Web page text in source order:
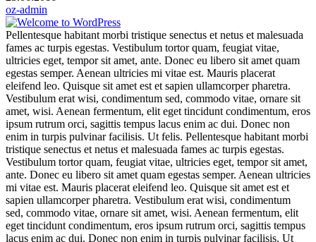
oz-admin
Pellentesque habitant morbi tristique senectus et netus et malesuada
fames ac turpis egestas. Vestibulum tortor quam, feugiat vitae,
ultricies eget, tempor sit amet, ante. Donec eu libero sit amet quam
egestas semper. Aenean ultricies mi vitae est. Mauris placerat
eleifend leo. Quisque sit amet est et sapien ullamcorper pharetra.
Vestibulum erat wisi, condimentum sed, commodo vitae, ornare sit
amet, wisi. Aenean fermentum, elit eget tincidunt condimentum, eros
ipsum rutrum orci, sagittis tempus lacus enim ac dui. Donec non
enim in turpis pulvinar facilisis. Ut felis. Pellentesque habitant morbi
tristique senectus et netus et malesuada fames ac turpis egestas.
Vestibulum tortor quam, feugiat vitae, ultricies eget, tempor sit amet,
ante. Donec eu libero sit amet quam egestas semper. Aenean ultricies
mi vitae est. Mauris placerat eleifend leo. Quisque sit amet est et
sapien ullamcorper pharetra. Vestibulum erat wisi, condimentum
sed, commodo vitae, ornare sit amet, wisi. Aenean fermentum, elit
eget tincidunt condimentum, eros ipsum rutrum orci, sagittis tempus
lacus enim ac dui. Donec non enim in turpis pulvinar facilisis. Ut